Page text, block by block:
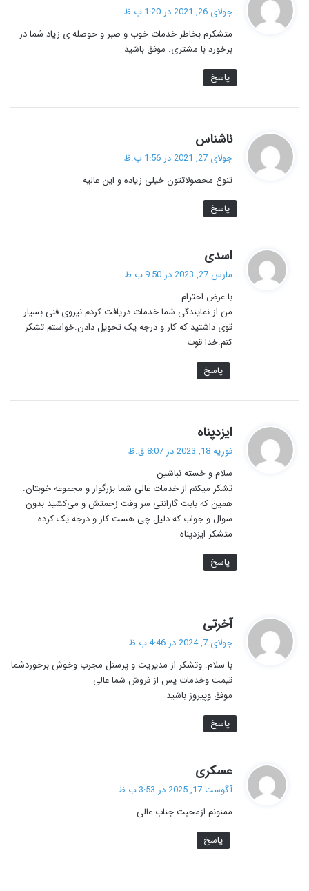
:
جولای 26, 2021 در 1:20 ب.ظ
متشکرم بخاطر خدمات خوب و صبر و حوصله ی زیاد شما در
برخورد با مشتری. موفق باشید
پاسخ
ناشناس
ف
:
جولای 27, 2021 در 1:56 ب.ظ
تنوع محصولاتتون خیلی زیاده و این عالیه
پاسخ
اسدی
ف
:
مارس 27, 2023 در 9:50 ب.ظ
با عرض احترام
من از نمایندگی شما خدمات دریافت کردم.نیروی فنی بسیار
قوی داشتید که کار و درجه یک تحویل دادن.خواستم تشکر
کنم.خدا قوت
پاسخ
ایزدپناه
ف
:
فوریه 18, 2023 در 8:07 ق.ظ
سلام و خسته نباشین
تشکر میکنم از خدمات عالی شما بزرگوار و مجموعه خوبتان.
همین که بابت گارانتی سر وقت زحمتش و می‌کشید بدون
سوال و جواب که دلیل چی هست کار و درجه یک کرده .
متشکر ایزدپناه
پاسخ
آخرتی
:
جولای 7, 2024 در 4:46 ب.ظ
با سلام. وتشکر از مدیریت و پرسنل مجرب وخوش برخوردشما
قیمت وخدمات پس از فروش شما عالی
موفق وپیروز باشید
پاسخ
عسکری
ف
:
آگوست 17, 2025 در 3:53 ب.ظ
ممنونم ازمحبت جناب عالی
پاسخ